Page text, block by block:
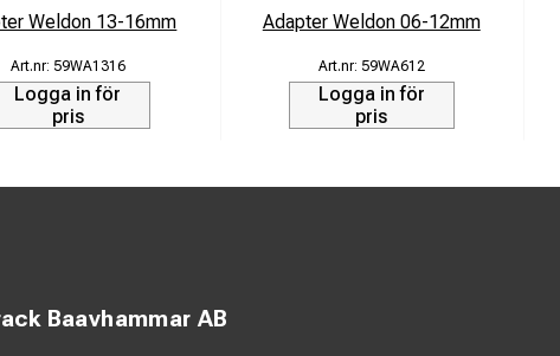
Weldon 13-16mm
59WA1316
Logga in för
pris
Adapter Weldon 06-12mm
59WA612
Logga in för
pris
Baavhammar AB